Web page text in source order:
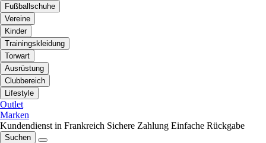
Fußballschuhe
Vereine
Kinder
Trainingskleidung
Torwart
Ausrüstung
Clubbereich
Lifestyle
Outlet
Marken
Kundendienst in Frankreich Sichere Zahlung Einfache Rückgabe
Suchen